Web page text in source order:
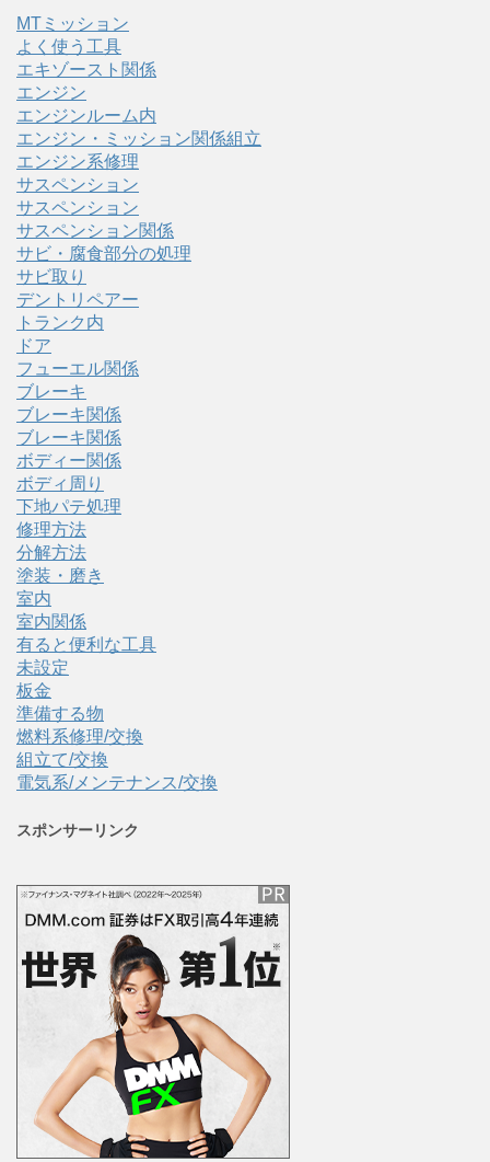
MTミッション
よく使う工具
エキゾースト関係
エンジン
エンジンルーム内
エンジン・ミッション関係組立
エンジン系修理
サスペンション
サスペンション
サスペンション関係
サビ・腐食部分の処理
サビ取り
デントリペアー
トランク内
ドア
フューエル関係
ブレーキ
ブレーキ関係
ブレーキ関係
ボディー関係
ボディ周り
下地パテ処理
修理方法
分解方法
塗装・磨き
室内
室内関係
有ると便利な工具
未設定
板金
準備する物
燃料系修理/交換
組立て/交換
電気系/メンテナンス/交換
スポンサーリンク